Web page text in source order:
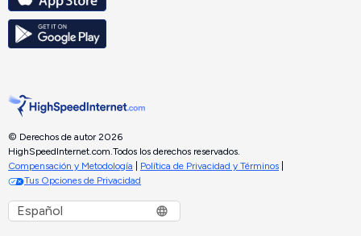
© Derechos de autor 2026
HighSpeedInternet.com. Todos los derechos reservados.
Compensación y Metodología
Política de Privacidad y Términos
Tus Opciones de Privacidad